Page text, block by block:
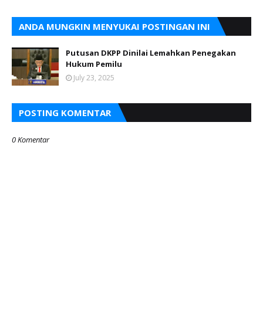
ANDA MUNGKIN MENYUKAI POSTINGAN INI
Putusan DKPP Dinilai Lemahkan Penegakan
Hukum Pemilu
July 23, 2025
POSTING KOMENTAR
0 Komentar